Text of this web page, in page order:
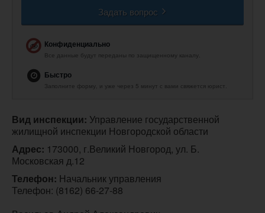
Задать вопрос
Конфиденциально
Все данные будут переданы по защищенному каналу.
Быстро
Заполните форму, и уже через 5 минут с вами свяжется юрист.
Вид инспекции: Управление государственной
жилищной инспекции Новгородской области
Адрес: 173000, г.Великий Новгород, ул. Б.
Московская д.12
Телефон: Начальник управления
Телефон: (8162) 66-27-88